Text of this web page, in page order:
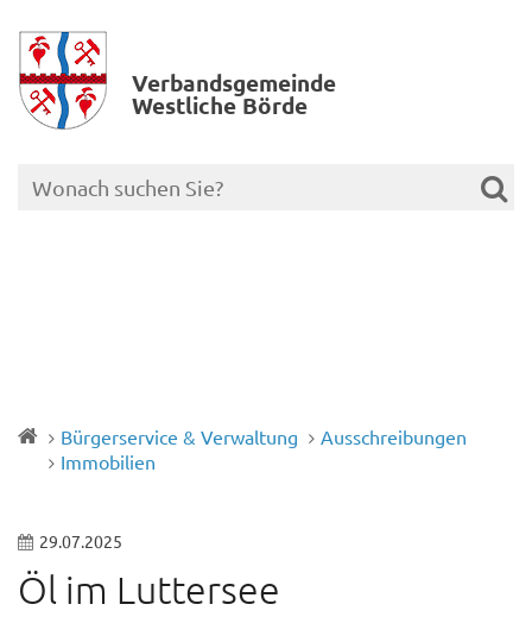
Verbands­gemeinde
Westliche Börde
Bürgerservice & Verwaltung
Ausschreibungen
Immobilien
29.07.2025
Öl im Luttersee